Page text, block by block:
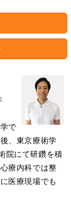
で
、東京療術学
院にて研鑽を積
療内科では整
医療現場でも